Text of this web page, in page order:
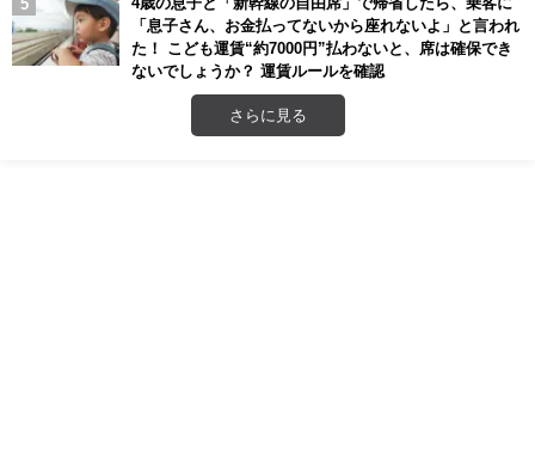
「息子さん、お金払ってないから座れないよ」と言われ
た！ こども運賃“約7000円”払わないと、席は確保でき
ないでしょうか？ 運賃ルールを確認
さらに見る